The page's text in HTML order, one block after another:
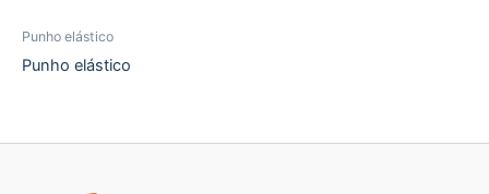
Punho elástico
Punho elástico